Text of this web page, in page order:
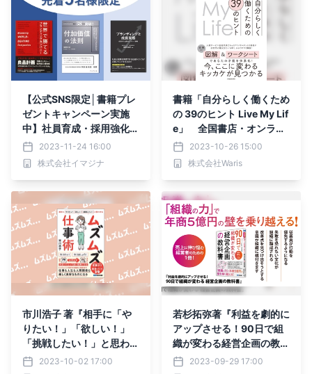
【公式SNS限定│書籍プレ
ゼントキャンペーン実施
中】社員育成・採用強化の
秘訣がわかる！書籍を先着
5名様にプレゼントしま
す。
2023-11-24 16:00
株式会社イマジナ
書籍「自分らしく働くため
の 39のヒント Live My Lif
e」 全国書店・オンライ
ン書店で10月26日発売
2023-10-26 15:00
株式会社Waris
市川浩子 著『相手に「や
りたい！」「欲しい！」
「挑戦したい！」と思わせ
る ムズムズ仕事術』2023
2023-10-02 17:00
若杉拓弥著『利益を劇的に
アップさせる！90日で組
織が変わる経営企画の教科
書』2023年9月27日刊行
2023-09-29 17:00